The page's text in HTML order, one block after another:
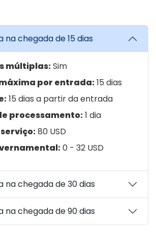
na chegada de 15 dias
múltiplas:Sim
por entrada:15 dias
15 dias a partir da entrada
processamento:1 dia
80 USD
0 - 32 USD
na chegada de 30 dias
na chegada de 90 dias